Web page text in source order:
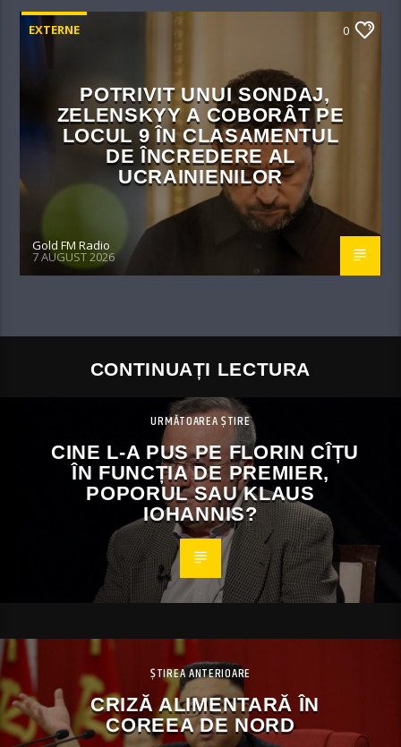
EXTERNE 0
POTRIVIT UNUI SONDAJ,
ZELENSKYY A COBORÂT PE
LOCUL 9 ÎN CLASAMENTUL
DE ÎNCREDERE AL
UCRAINIENILOR
Gold FM Radio
7 AUGUST 2026
CONTINUAȚI LECTURA
URMĂTOAREA ȘTIRE
CINE L-A PUS PE FLORIN CÎȚU
ÎN FUNCȚIA DE PREMIER,
POPORUL SAU KLAUS
IOHANNIS?
ȘTIREA ANTERIOARE
CRIZĂ ALIMENTARĂ ÎN
COREEA DE NORD